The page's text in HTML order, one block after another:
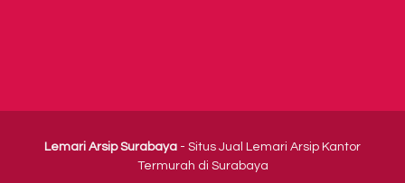
Lemari Arsip Surabaya - Situs Jual Lemari Arsip Kantor
Termurah di Surabaya